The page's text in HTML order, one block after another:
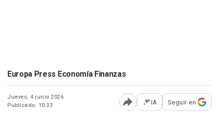
Europa Press Economía Finanzas
Jueves, 4 junio 2026
Publicado: 10:33
Abrir opciones para
IA Seguir en